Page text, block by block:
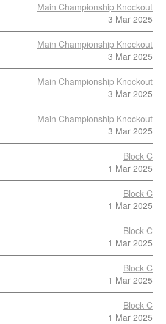
Main Championship Knockout
3 Mar 2025
Main Championship Knockout
3 Mar 2025
Main Championship Knockout
3 Mar 2025
Main Championship Knockout
3 Mar 2025
Block C
1 Mar 2025
Block C
1 Mar 2025
Block C
1 Mar 2025
Block C
1 Mar 2025
Block C
1 Mar 2025